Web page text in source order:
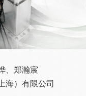
、郑瀚宸
海）有限公司